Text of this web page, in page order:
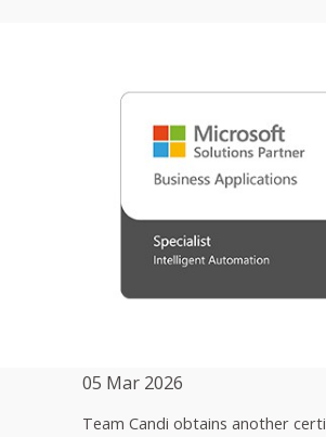
05 Mar 2026
Team Candi obtains another